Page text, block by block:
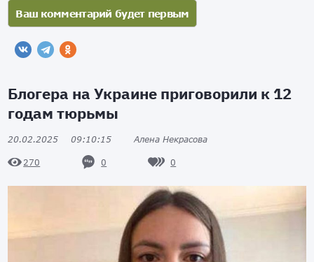
Блогера на Украине приговорили к 12
годам тюрьмы
20.02.2025 09:10:15 Алена Некрасова
270 0 0